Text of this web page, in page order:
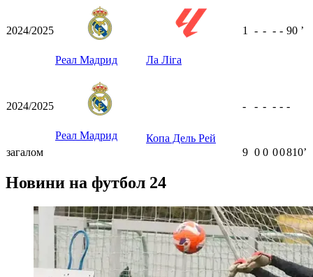
2024/2025
Реал Мадрид Ла Ліга
1 - - - - 90 ʼ
2024/2025
Реал Мадрид Копа Дель Рей
- - - - - -
загалом 9 0 0 00810ʼ
Новини на футбол 24